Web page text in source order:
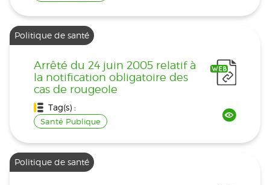
Politique de santé
Arrêté du 24 juin 2005 relatif à
la notification obligatoire des
cas de rougeole
Tag(s) :
Santé Publique
Politique de santé